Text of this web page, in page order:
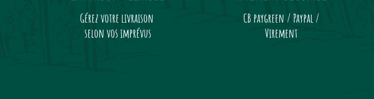
Gérez votre livraison
selon vos imprévus
CB paygreen / Paypal /
Virement